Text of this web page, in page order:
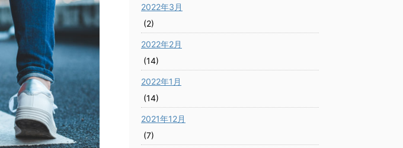
2022年3月
(2)
2022年2月
(14)
2022年1月
(14)
2021年12月
(7)